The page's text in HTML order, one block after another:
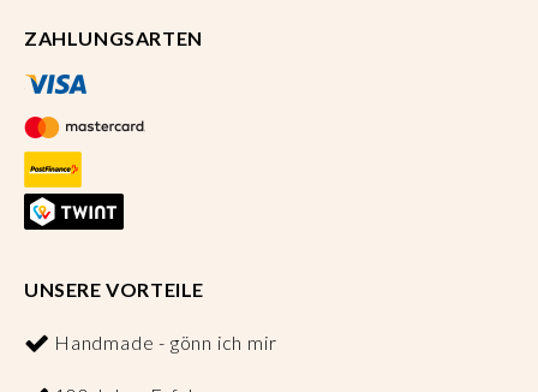
ZAHLUNGSARTEN
UNSERE VORTEILE
Handmade - gönn ich mir